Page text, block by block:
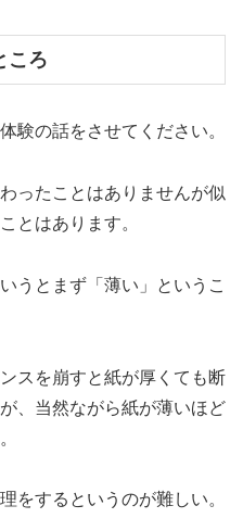
ころ
験の話をさせてください。
ったことはありませんが似
とはあります。
うとまず「薄い」というこ
スを崩すと紙が厚くても断
、当然ながら紙が薄いほど
をするというのが難しい。